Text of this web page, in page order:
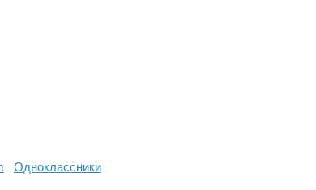
Одноклассники